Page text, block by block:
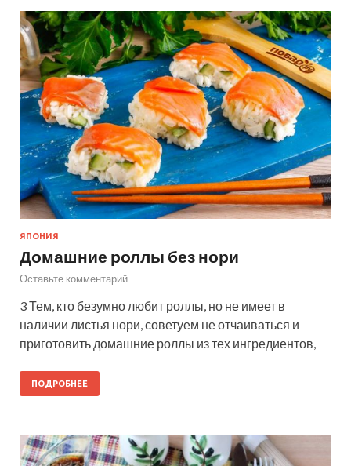
ЯПОНИЯ
Домашние роллы без нори
Оставьте комментарий
3 Тем, кто безумно любит роллы, но не имеет в
наличии листья нори, советуем не отчаиваться и
приготовить домашние роллы из тех ингредиентов,
ПОДРОБНЕЕ